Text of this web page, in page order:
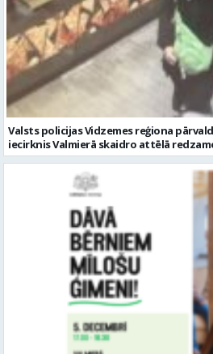
Valsts policijas Vidzemes reģiona
iecirknis Valmierā skaidro attēlā